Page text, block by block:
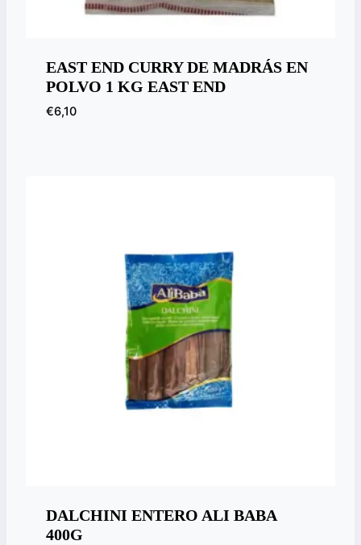
EAST END CURRY DE MADRÁS EN
POLVO 1 KG EAST END
€6,10
DALCHINI ENTERO ALI BABA
400G